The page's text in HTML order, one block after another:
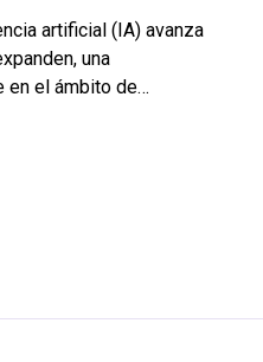
artificial (IA) avanza
una
en el ámbito de…